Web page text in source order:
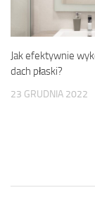
Jak efektywnie
dach płaski?
23 GRUDNIA 2022